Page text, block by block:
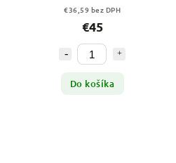
€36,59 bez DPH
€45
Do košíka